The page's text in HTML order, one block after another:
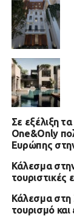
Σε εξέλιξη
One&Only
Ευρώπης
Κάλεσμα
τουριστικές
Κάλεσμα στη
τουρισμό